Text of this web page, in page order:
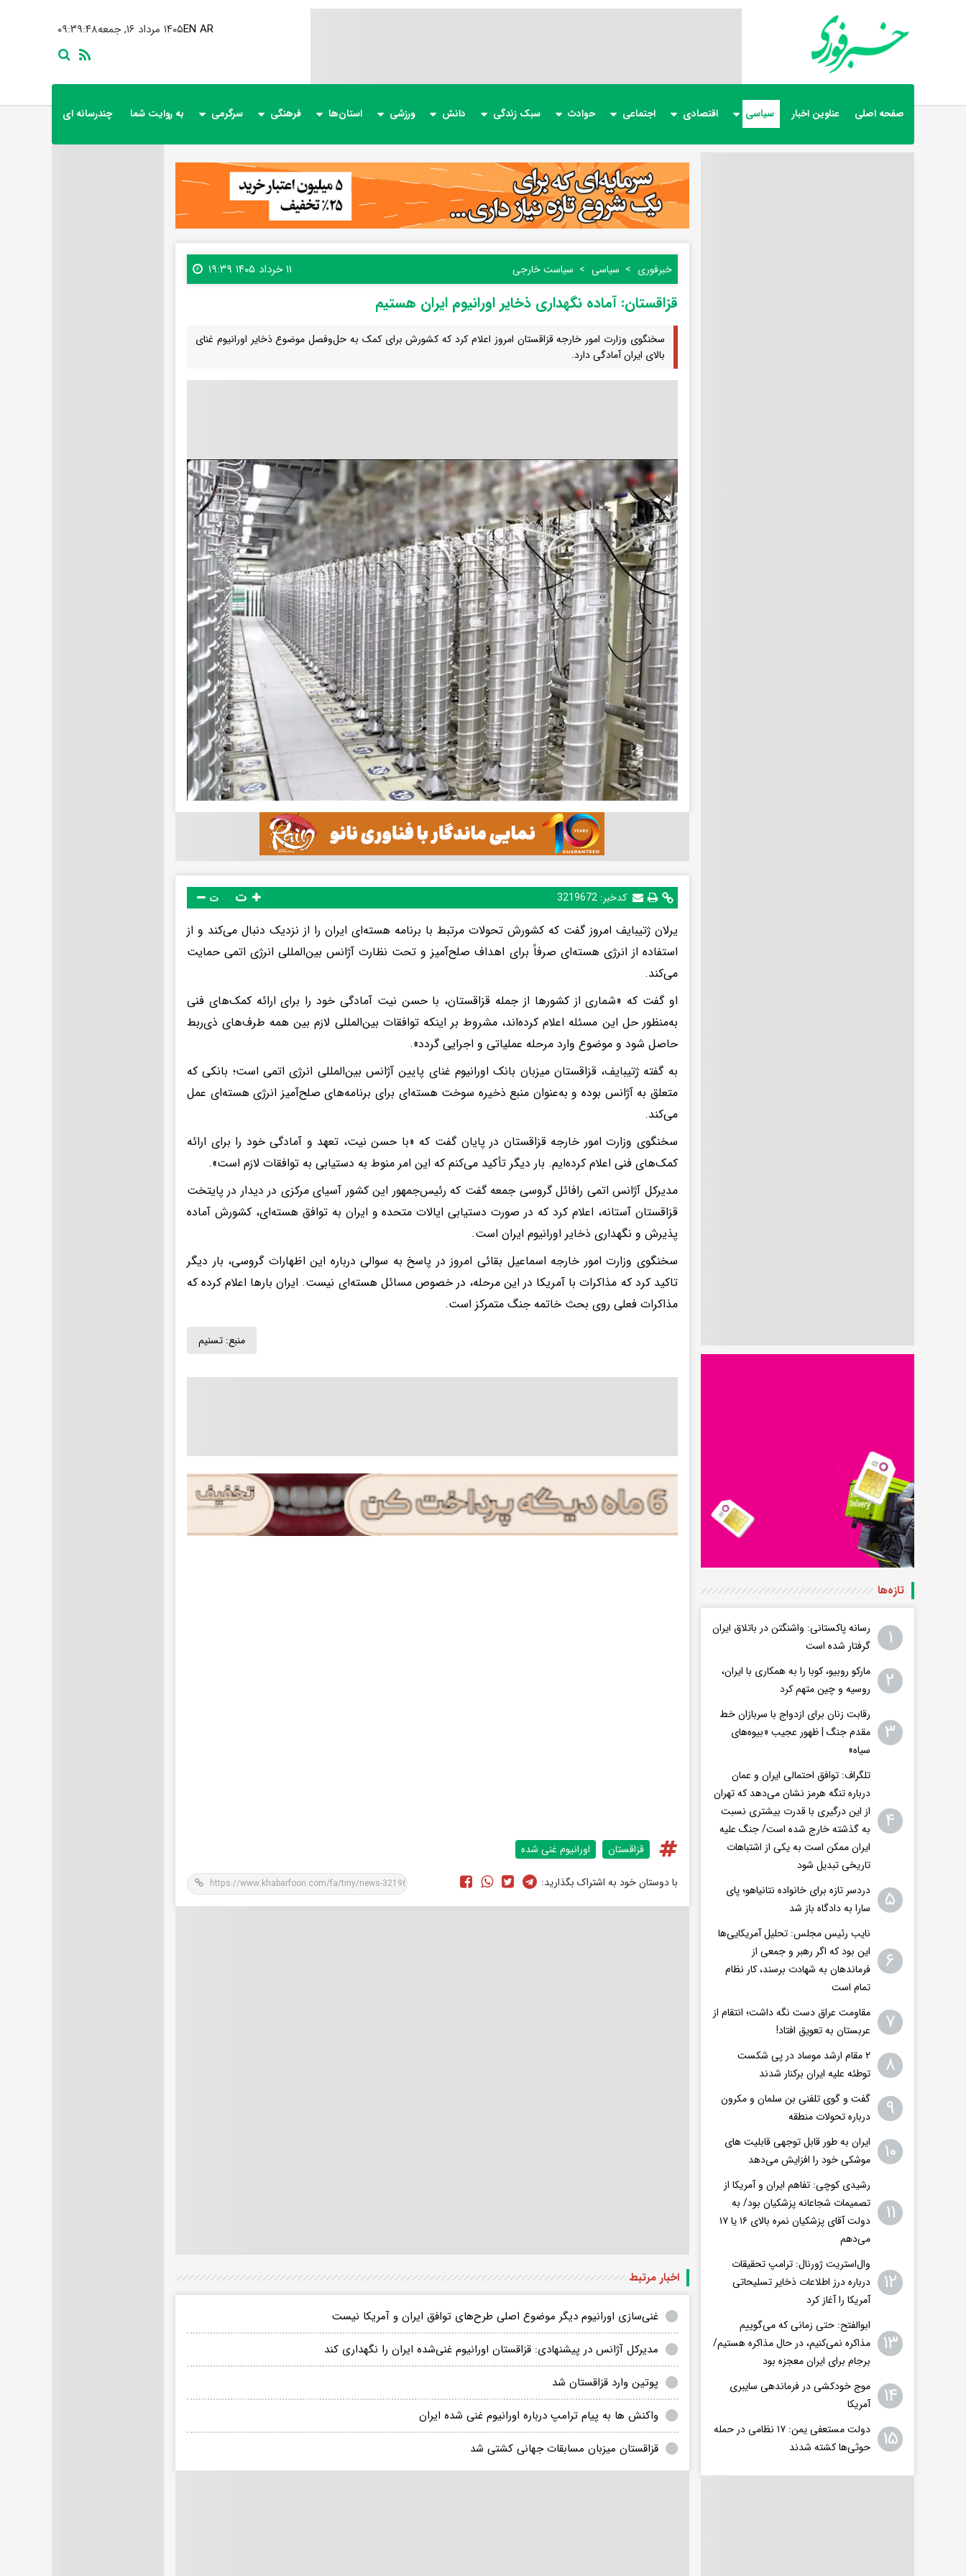
۰۹:۳۹:۵۰ ۱۴۰۵ مرداد ۱۶, جمعهEN AR
صفحه اصلی عناوین اخبار سیاسی اقتصادی اجتماعی حوادث سبک زندگی دانش ورزشی استان‌ها فرهنگی سرگرمی به روایت شما چندرسانه ای
خبرفوری سیاسی سیاست خارجی ۱۱ خرداد ۱۴۰۵ ۱۹:۳۹
قزاقستان: آماده نگهداری ذخایر اورانیوم ایران هستیم
سخنگوی وزارت امور خارجه قزاقستان امروز اعلام کرد که کشورش برای کمک به حل‌وفصل موضوع ذخایر اورانیوم غنای
بالای ایران آمادگی دارد.
کدخبر:3219672 ت
یرلان ژتیبایف امروز گفت که کشورش تحولات مرتبط با برنامه هسته‌ای ایران را از نزدیک دنبال می‌کند و از
استفاده از انرژی هسته‌ای صرفاً برای اهداف صلح‌آمیز و تحت نظارت آژانس بین‌المللی انرژی اتمی حمایت
می‌کند.
او گفت که «شماری از کشورها از جمله قزاقستان، با حسن نیت آمادگی خود را برای ارائه کمک‌های فنی
به‌منظور حل این مسئله اعلام کرده‌اند، مشروط بر اینکه توافقات بین‌المللی لازم بین همه طرف‌های ذی‌ربط
حاصل شود و موضوع وارد مرحله عملیاتی و اجرایی گردد».
به گفته ژتیبایف، قزاقستان میزبان بانک اورانیوم غنای پایین آژانس بین‌المللی انرژی اتمی است؛ بانکی که
متعلق به آژانس بوده و به‌عنوان منبع ذخیره‌ سوخت هسته‌ای برای برنامه‌های صلح‌آمیز انرژی هسته‌ای عمل
می‌کند.
سخنگوی وزارت امور خارجه قزاقستان در پایان گفت که «با حسن نیت، تعهد و آمادگی خود را برای ارائه
کمک‌های فنی اعلام کرده‌ایم. بار دیگر تأکید می‌کنم که این امر منوط به دستیابی به توافقات لازم است».
مدیرکل آژانس اتمی رافائل گروسی جمعه گفت که رئیس‌جمهور این کشور آسیای مرکزی در دیدار در پایتخت
قزاقستان آستانه، اعلام کرد که در صورت دستیابی ایالات متحده و ایران به توافق هسته‌ای، کشورش آماده
پذیرش و نگهداری ذخایر اورانیوم ایران است.
سخنگوی وزارت امور خارجه اسماعیل بقائی امروز در پاسخ به سوالی درباره این اظهارات گروسی، بار دیگر
تاکید کرد که مذاکرات با آمریکا در این مرحله، در خصوص مسائل هسته‌ای نیست. ایران بارها اعلام کرده که
مذاکرات فعلی روی بحث خاتمه جنگ متمرکز است.
منبع: تسنیم
قزاقستان اورانیوم غنی شده
با دوستان خود به اشتراک بگذارید:
اخبار مرتبط
غنی‌سازی اورانیوم دیگر موضوع اصلی طرح‌های توافق ایران و آمریکا نیست
مدیرکل آژانس در پیشنهادی: قزاقستان اورانیوم غنی‌شده ایران را نگهداری کند
پوتین وارد قزاقستان شد
واکنش ها به پیام ترامپ درباره اورانیوم غنی شده ایران
قزاقستان میزبان مسابقات جهانی کشتی شد
تازه‌ها
۱
رسانه پاکستانی: واشنگتن در باتلاق ایران
گرفتار شده است
۲
مارکو روبیو، کوبا را به همکاری با ایران،
روسیه و چین متهم کرد
۳
رقابت زنان برای ازدواج با سربازان خط
مقدم جنگ | ظهور عجیب «بیوه‌های
سیاه»
۴
تلگراف: توافق احتمالی ایران و عمان
درباره تنگه هرمز نشان می‌دهد که تهران
از این درگیری با قدرت بیشتری نسبت
به گذشته خارج شده است/ جنگ علیه
ایران ممکن است به یکی از اشتباهات
تاریخی تبدیل شود
۵
دردسر تازه برای خانواده نتانیاهو؛ پای
سارا به دادگاه باز شد
۶
نایب رئیس مجلس: تحلیل آمریکایی‌ها
این بود که اگر رهبر و جمعی از
فرماندهان به شهادت برسند، کار نظام
تمام است
۷
مقاومت عراق دست نگه داشت؛ انتقام از
عربستان به تعویق افتاد!
۸
۲ مقام‌ ارشد موساد در پی شکست
توطئه علیه ایران برکنار شدند
۹
گفت و گوی تلفنی بن سلمان و مکرون
درباره تحولات منطقه
۱۰
ایران به طور قابل توجهی قابلیت های
موشکی خود را افزایش می‌دهد
۱۱
رشیدی کوچی: تفاهم ایران و آمریکا از
تصمیمات شجاعانه پزشکیان بود/ به
دولت آقای پزشکیان نمره بالای ۱۶ یا ۱۷
می‌دهم
۱۲
وال‌استریت ژورنال: ترامپ تحقیقات
درباره درز اطلاعات ذخایر تسلیحاتی
آمریکا را آغاز کرد
۱۳
ابوالفتح: حتی زمانی که می‌گوییم
مذاکره نمی‌کنیم، در حال مذاکره هستیم/
برجام برای ایران معجزه بود
۱۴
موج خودکشی در فرماندهی سایبری
آمریکا
۱۵
دولت مستعفی یمن: ۱۷ نظامی در حمله
حوثی‌ها کشته شدند